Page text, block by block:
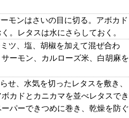
モンはさいの目に切る。アボカド
。レタスは水にさらしておく。
ツ、塩、胡椒を加えて混ぜ合わ
ーモン、カルローズ米、白胡麻を
せ、水気を切ったレタスを敷き、
カドとカニカマを並べレタスでき
パーできつめに巻き、乾燥を防ぐ